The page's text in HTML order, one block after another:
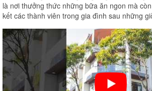
là nơi thưởng thức những bữa ăn ngon mà
kết các thành viên trong gia đình sau những